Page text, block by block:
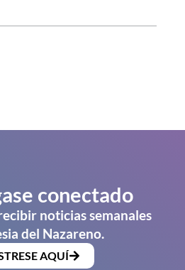
conectado
noticias semanales
del Nazareno.
AQUÍ